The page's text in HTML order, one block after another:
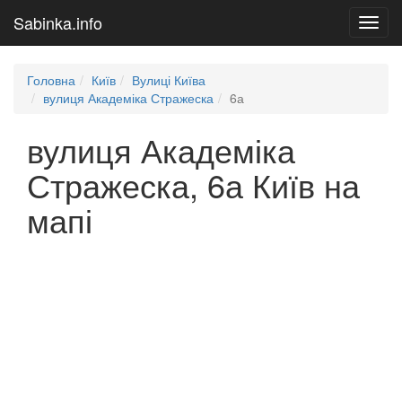
Sabinka.info
Головна Київ
Вулиці Київа
вулиця Академіка Стражеска
6а
вулиця Академіка
Стражеска, 6а Київ на
мапі